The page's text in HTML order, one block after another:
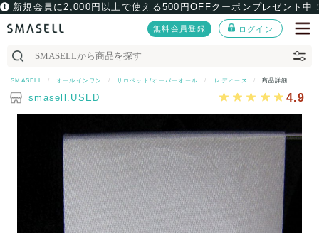
新規会員に2,000円以上で使える500円OFFクーポンプレゼント中
無料会員登録 ログイン
SMASELL オールインワン サロペット/オーバーオール レディース 商品詳細
smasell.USED 4.9